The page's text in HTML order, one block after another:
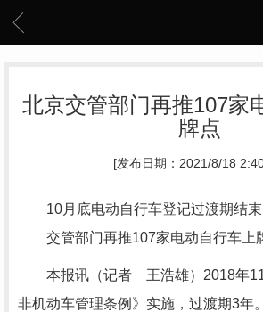
北京交管部门再推107家
牌点
[发布日期：2021/8/18
10月底电动自行车登记过渡期结束
交管部门再推107家电动自行车上
本报讯（记者 王浩雄）2018年11
非机动车管理条例》实施，过渡期3年